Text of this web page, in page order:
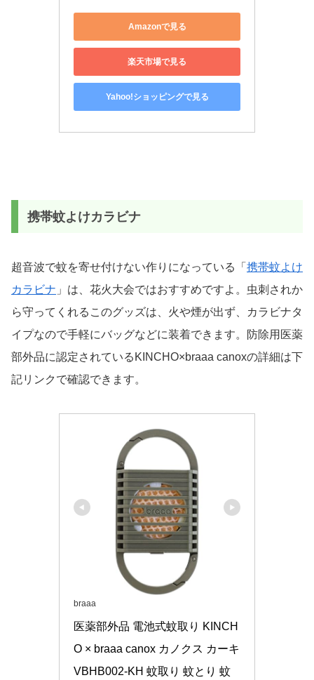
Amazonで見る
楽天市場で見る
Yahoo!ショッピングで見る
携帯蚊よけカラビナ
超音波で蚊を寄せ付けない作りになっている「 携帯蚊よけ
カラビナ 」は、花火大会ではおすすめですよ。虫刺されか
ら守ってくれるこのグッズは、火や煙が出ず、カラビナタ
イプなので手軽にバッグなどに装着できます。防除用医薬
部外品に認定されているKINCHO×braaa canoxの詳細は下
記リンクで確認できます。
braaa
医薬部外品 電池式蚊取り KINCH
O × braaa canox カノクス カーキ
VBHB002-KH 蚊取り 蚊とり 蚊